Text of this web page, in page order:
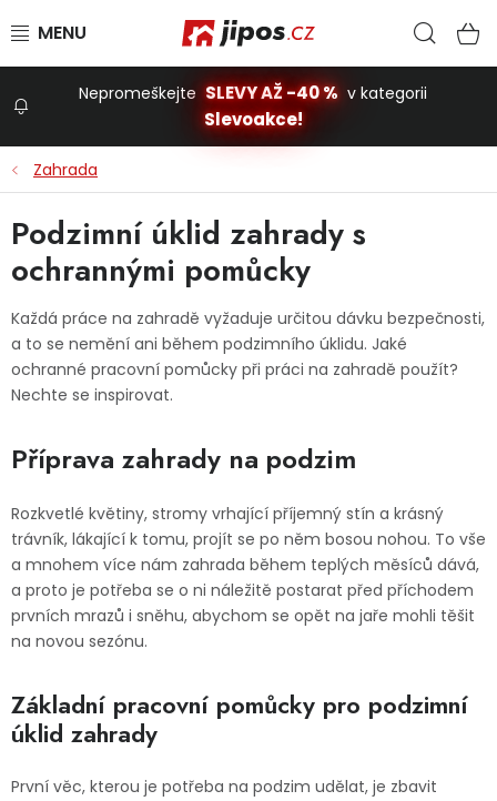
Stavba a dům
Dílna
Dětská hřiště
Autodoplňky
Ochranné pomůcky
Nepromeškejte SLEVY AŽ -40 % v kategorii
Slevoakce!
Zahrada
Podzimní úklid zahrady s
ochrannými pomůcky
Každá práce na zahradě vyžaduje určitou dávku bezpečnosti,
a to se nemění ani během podzimního úklidu. Jaké
ochranné pracovní pomůcky při práci na zahradě použít?
Nechte se inspirovat.
Příprava zahrady na podzim
Rozkvetlé květiny, stromy vrhající příjemný stín a krásný
trávník, lákající k tomu, projít se po něm bosou nohou. To vše
a mnohem více nám zahrada během teplých měsíců dává,
a proto je potřeba se o ni náležitě postarat před příchodem
prvních mrazů i sněhu, abychom se opět na jaře mohli těšit
na novou sezónu.
Základní pracovní pomůcky pro podzimní
úklid zahrady
První věc, kterou je potřeba na podzim udělat, je zbavit